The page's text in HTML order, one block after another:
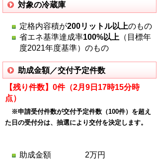
対象の冷蔵庫
定格内容積が200リットル以上のもの
省エネ基準達成率100%以上 （目標年
度2021年度基準）のもの
助成金額／交付予定件数
【残り件数】0件（2月9日17時15分時
点）
※申請受付件数が交付予定件数（100件）を超え
た日の受付分は、抽選により交付を決定します。
助成金額 2万円